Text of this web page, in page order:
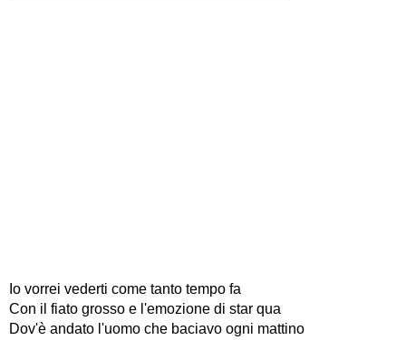
Io vorrei vederti come tanto tempo fa
Con il fiato grosso e l'emozione di star qua
Dov'è andato l'uomo che baciavo ogni mattino